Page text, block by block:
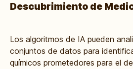
Descubrimiento de
Los algoritmos de IA pueden
conjuntos de datos para
químicos prometedores para el